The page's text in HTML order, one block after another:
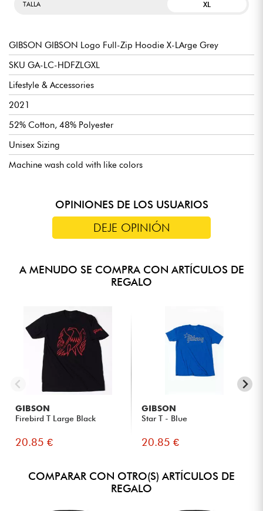
TALLA XL
GIBSON GIBSON Logo Full-Zip Hoodie X-LArge Grey
SKU GA-LC-HDFZLGXL
Lifestyle & Accessories
2021
52% Cotton, 48% Polyester
Unisex Sizing
Machine wash cold with like colors
OPINIONES DE LOS USUARIOS
DEJE OPINIÓN
A MENUDO SE COMPRA CON ARTÍCULOS DE
REGALO
GIBSON
Firebird T Large Black
20.85 €
GIBSON
Star T - Blue
20.85 €
COMPARAR CON OTRO(S) ARTÍCULOS DE
REGALO